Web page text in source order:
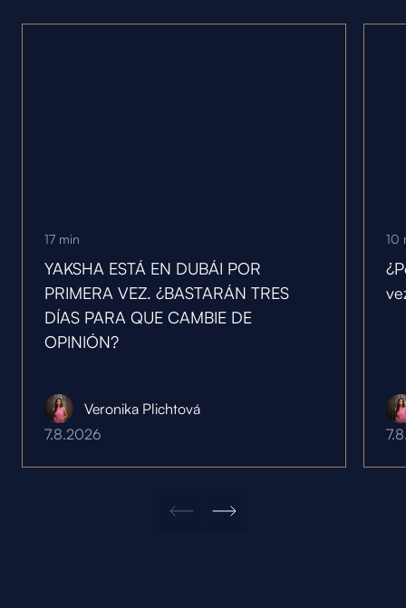
17min
YAKSHA ESTÁ EN DUBÁI POR
PRIMERA VEZ. ¿BASTARÁN TRES
DÍAS PARA QUE CAMBIE DE
OPINIÓN?
Veronika Plichtová
7.8.2026
10